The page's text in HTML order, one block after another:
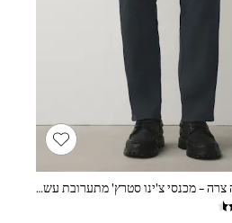
אפור פחם - גזרה צרה - מכנסי צ'ינו סטרץ' מתערובת עשירה בכותנה